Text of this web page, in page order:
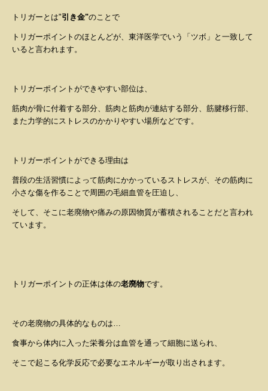
トリガーとは"引き金"のことで
トリガーポイントのほとんどが、東洋医学でいう「ツボ」と一致して
いると言われます。
トリガーポイントができやすい部位は、
筋肉が骨に付着する部分、筋肉と筋肉が連結する部分、筋腱移行部、
また力学的にストレスのかかりやすい場所などです。
トリガーポイントができる理由は
普段の生活習慣によって筋肉にかかっているストレスが、その筋肉に
小さな傷を作ることで周囲の毛細血管を圧迫し、
そして、 そこに老廃物や痛みの原因物質が蓄積されること だと言われ
ています。
トリガーポイントの正体は体の老廃物です。
その老廃物の具体的なものは…
食事から体内に入った栄養分は血管を通って細胞に送られ、
そこで起こる化学反応で必要なエネルギーが取り出されます。